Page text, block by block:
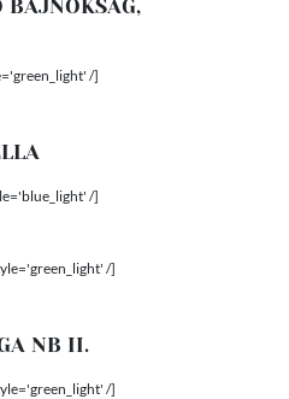
BAJNOKSÁG,
/]
/]
/]
NB II.
/]